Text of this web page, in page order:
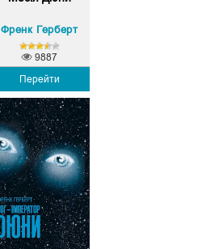
Френк Герберт
Перейти
9887